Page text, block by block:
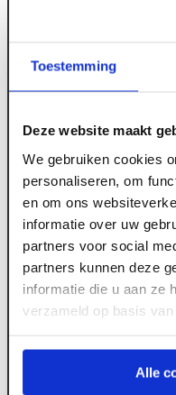
Toestemming
Deze website maakt
We gebruiken cookies
personaliseren, om
en om ons
informatie over uw
partners voor social
partners kunnen deze
informatie die u aan ze
verzameld op basis
Alle
Meld je aan of
te krijgen tot de
Wil je de scherpste